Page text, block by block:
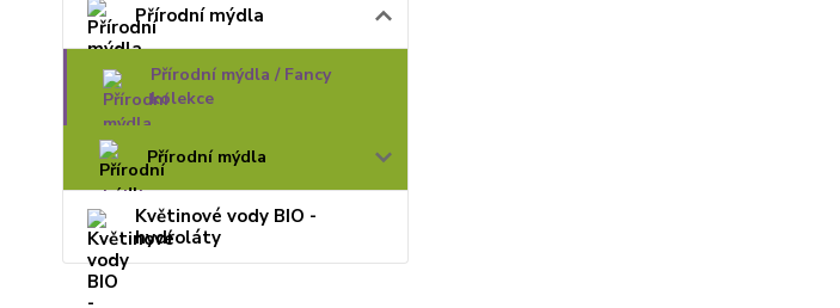
Přírodní mýdla
Přírodní mýdla / Fancy
kolekce
Přírodní mýdla
Květinové vody BIO -
hydroláty